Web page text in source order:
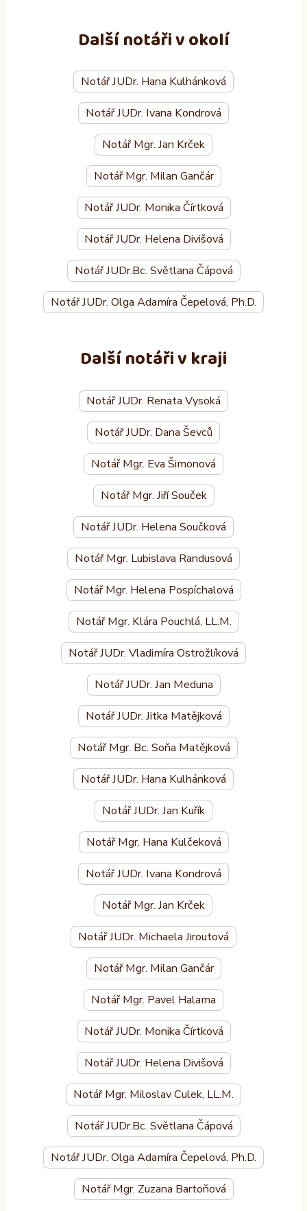
Další notáři v okolí
Notář JUDr. Hana Kulhánková
Notář JUDr. Ivana Kondrová
Notář Mgr. Jan Krček
Notář Mgr. Milan Gančár
Notář JUDr. Monika Čírtková
Notář JUDr. Helena Divišová
Notář JUDr.Bc. Světlana Čápová
Notář JUDr. Olga Adamíra Čepelová, Ph.D.
Další notáři v kraji
Notář JUDr. Renata Vysoká
Notář JUDr. Dana Ševců
Notář Mgr. Eva Šimonová
Notář Mgr. Jiří Souček
Notář JUDr. Helena Součková
Notář Mgr. Lubislava Randusová
Notář Mgr. Helena Pospíchalová
Notář Mgr. Klára Pouchlá, LL.M.
Notář JUDr. Vladimíra Ostrožlíková
Notář JUDr. Jan Meduna
Notář JUDr. Jitka Matějková
Notář Mgr. Bc. Soňa Matějková
Notář JUDr. Hana Kulhánková
Notář JUDr. Jan Kuřík
Notář Mgr. Hana Kulčeková
Notář JUDr. Ivana Kondrová
Notář Mgr. Jan Krček
Notář JUDr. Michaela Jiroutová
Notář Mgr. Milan Gančár
Notář Mgr. Pavel Halama
Notář JUDr. Monika Čírtková
Notář JUDr. Helena Divišová
Notář Mgr. Miloslav Culek, LL.M.
Notář JUDr.Bc. Světlana Čápová
Notář JUDr. Olga Adamíra Čepelová, Ph.D.
Notář Mgr. Zuzana Bartoňová